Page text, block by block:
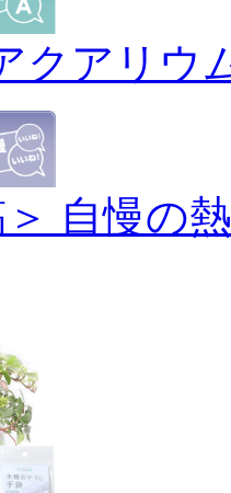
クアリウ
＞ 自慢の